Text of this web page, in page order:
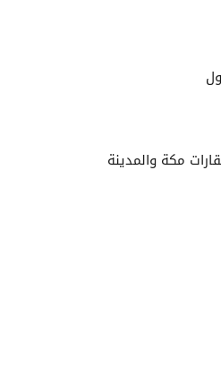
مكة والمدينة